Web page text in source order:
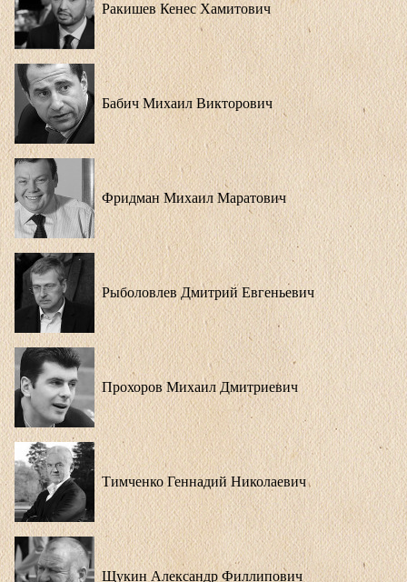
Ракишев Кенес Хамитович
Бабич Михаил Викторович
Фридман Михаил Маратович
Рыболовлев Дмитрий Евгеньевич
Прохоров Михаил Дмитриевич
Тимченко Геннадий Николаевич
Щукин Александр Филлипович